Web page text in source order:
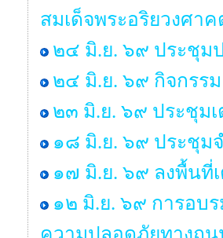
สมเด็จพระอริยวงศ
๒๔ มิ.ย. ๖๙ ประชุม
๒๔ มิ.ย. ๖๙ กิจกรร
๒๓ มิ.ย. ๖๙ ประชุม
๑๘ มิ.ย. ๖๙ ประชุม
๑๗ มิ.ย. ๖๙ ลงพื้นที่
๑๒ มิ.ย. ๖๙ การอบ
ความปลอดภัยทางถ